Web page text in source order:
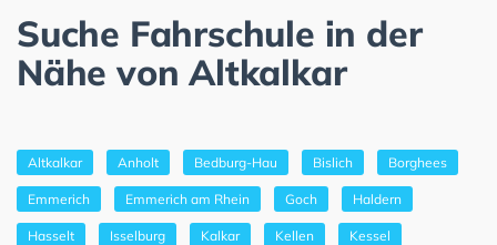
Suche Fahrschule in der
Nähe von Altkalkar
Altkalkar Anholt Bedburg-Hau Bislich Borghees
Emmerich Emmerich am Rhein Goch Haldern
Hasselt Isselburg Kalkar Kellen Kessel